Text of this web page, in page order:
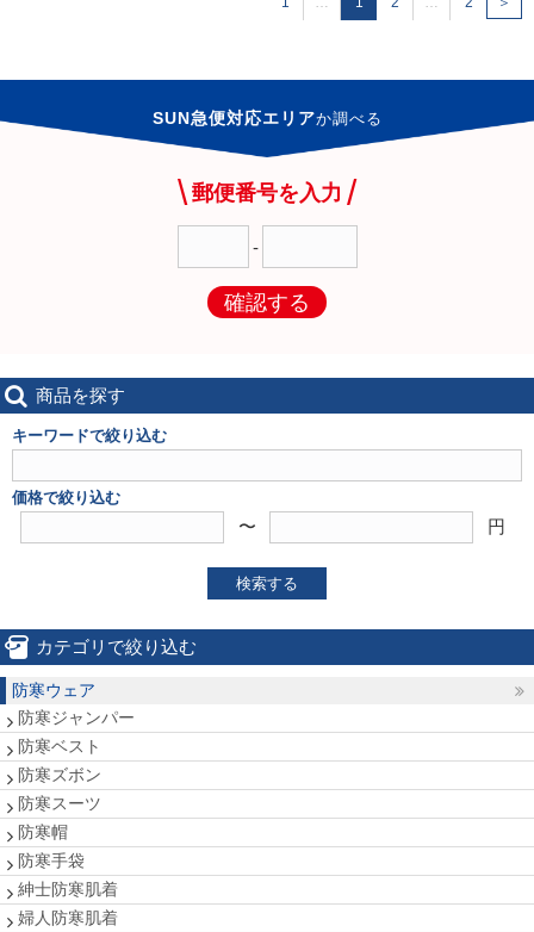
SUN急便対応エリアか調べる
郵便番号を入力
-
確認する
商品を探す
キーワードで絞り込む
価格で絞り込む
〜 円
検索する
カテゴリで絞り込む
防寒ウェア
防寒ジャンパー
防寒ベスト
防寒ズボン
防寒スーツ
防寒帽
防寒手袋
紳士防寒肌着
婦人防寒肌着